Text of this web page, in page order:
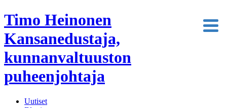
Timo Heinonen
Kansanedustaja,
kunnanvaltuuston
puheenjohtaja
Uutiset